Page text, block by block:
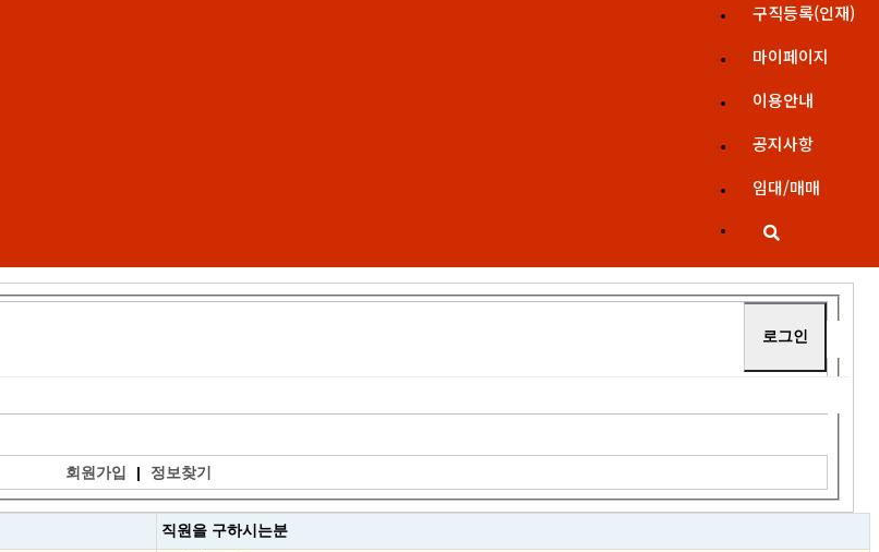
구직등록(인재)
마이페이지
이용안내
공지사항
임대/매매
회원가입 | 정보찾기
직원을 구하시는분